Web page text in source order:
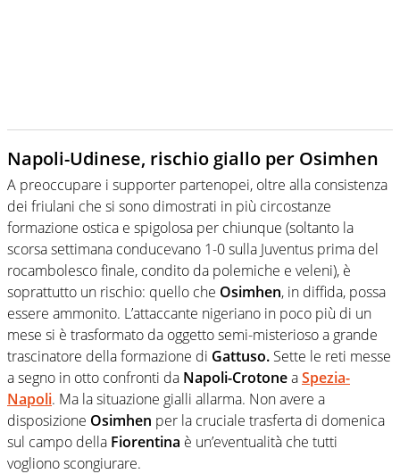
Napoli-Udinese, rischio giallo per Osimhen
A preoccupare i supporter partenopei, oltre alla consistenza
dei friulani che si sono dimostrati in più circostanze
formazione ostica e spigolosa per chiunque (soltanto la
scorsa settimana conducevano 1-0 sulla Juventus prima del
rocambolesco finale, condito da polemiche e veleni), è
soprattutto un rischio: quello che Osimhen, in diffida, possa
essere ammonito. L’attaccante nigeriano in poco più di un
mese si è trasformato da oggetto semi-misterioso a grande
trascinatore della formazione di Gattuso. Sette le reti messe
a segno in otto confronti da Napoli-CrotoneaSpezia-
Napoli. Ma la situazione gialli allarma. Non avere a
disposizione Osimhen per la cruciale trasferta di domenica
sul campo della Fiorentina è un’eventualità che tutti
vogliono scongiurare.